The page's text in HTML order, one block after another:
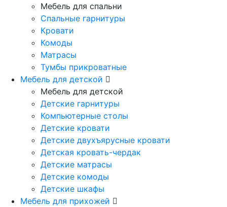
Мебель для спальни
Спальные гарнитуры
Кровати
Комоды
Матрасы
Тумбы прикроватные
Мебель для детской
Мебель для детской
Детские гарнитуры
Компьютерные столы
Детские кровати
Детские двухъярусные кровати
Детская кровать-чердак
Детские матрасы
Детские комоды
Детские шкафы
Мебель для прихожей